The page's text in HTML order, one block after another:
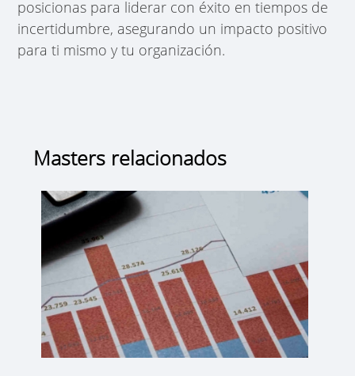
posicionas para liderar con éxito en tiempos de
incertidumbre, asegurando un impacto positivo
para ti mismo y tu organización.
Masters relacionados